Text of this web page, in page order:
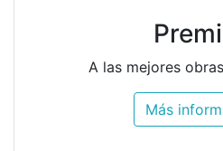
A las mejores
Más